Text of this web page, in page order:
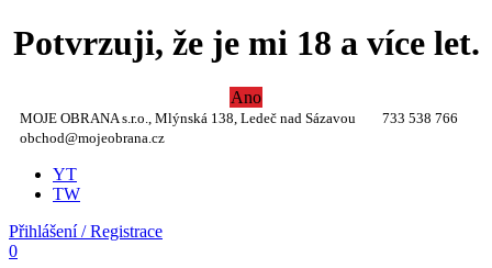
Potvrzuji, že je mi 18 a více let.
Ano
MOJE OBRANA s.r.o., Mlýnská 138, Ledeč nad Sázavou
733 538 766
obchod@mojeobrana.cz
YT
TW
Přihlášení / Registrace
0